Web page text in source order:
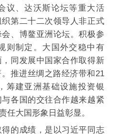
议、达沃斯论坛等重大活
第二十二次领导人非正式
、博鳌亚洲论坛。积极参
则制定。大国外交稳中有
同发展中国家合作取得新
推进丝绸之路经济带和21
筹建亚洲基础设施投资银
各国的交往合作越来越紧
任大国形象日益彰显。
的成绩，是以习近平同志